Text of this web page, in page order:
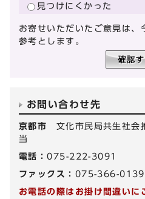
見つけにくかった
お寄せいただいたご意見は、
参考とします。
お問い合わせ先
京都市 文化市民局共生社会
当
電話：075-222-3091
ファックス： 075-366-0139
お電話の際はお掛け間違いに